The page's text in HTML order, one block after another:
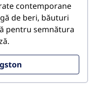
contemporane
de beri, băuturi
pentru semnătura